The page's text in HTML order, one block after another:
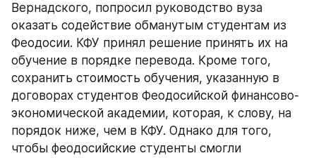
Вернадского, попросил руководство вуза
оказать содействие обманутым студентам из
Феодосии. КФУ принял решение принять их на
обучение в порядке перевода. Кроме того,
сохранить стоимость обучения, указанную в
договорах студентов Феодосийской финансово-
экономической академии, которая, к слову, на
порядок ниже, чем в КФУ. Однако для того,
чтобы феодосийские студенты смогли